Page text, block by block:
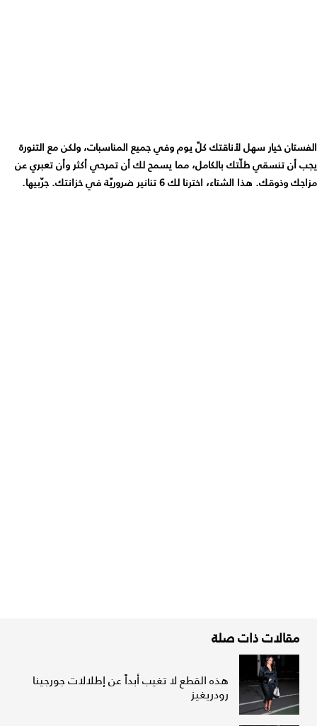
الفستان خيار سهل لأناقتك كلّ يوم وفي جميع المناسبات، ولكن مع التنورة
يجب أن تنسقي طلّتك بالكامل، مما يسمح لك أن تمرحي أكثر وأن تعبري عن
مزاجك وذوقك. هذا الشتاء، اخترنا لك 6 تنانير ضروريّة في خزانتك. جرّبيها.
مقالات ذات صلة
هذه القطع لا تغيب أبداً عن إطلالات جورجينا
رودريغيز